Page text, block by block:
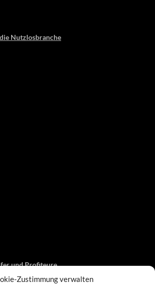
Zustimmung verwalten
Nutzlosbranche
und Profiteure
VPN- und Web-Proxy…